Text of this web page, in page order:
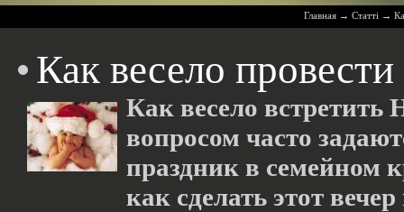
Главная →Статті →
Как весело
Как весело
вопросом часто
праздник в семейном
как сделать этот